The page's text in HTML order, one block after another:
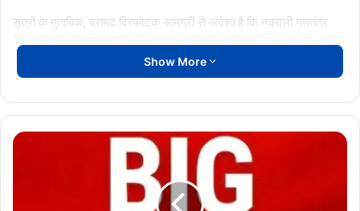
सूत्रों के मुताबिक, बरामद विस्फोटक सामग्री से अंदेशा है कि नक्सली गणतंत्र
रहते कार्रवाई कर सुरक्षा बलों ने इस साजिश को विफल कर दिया। इस ऑपरेशन
को नक्सल विरोधी अभियान में एक बड़ी सफलता माना जा रहा है।
घटना के बाद पूरे इलाके में सर्च ऑपरेशन और गश्त तेज कर दी गई है, ताकि
नक्सलियों की किसी भी गतिविधि पर पूरी तरह अंकुश लगाया जा सके।
AntiNaxalOperation RepublicDaySecurity
Show More
गणतंत्र